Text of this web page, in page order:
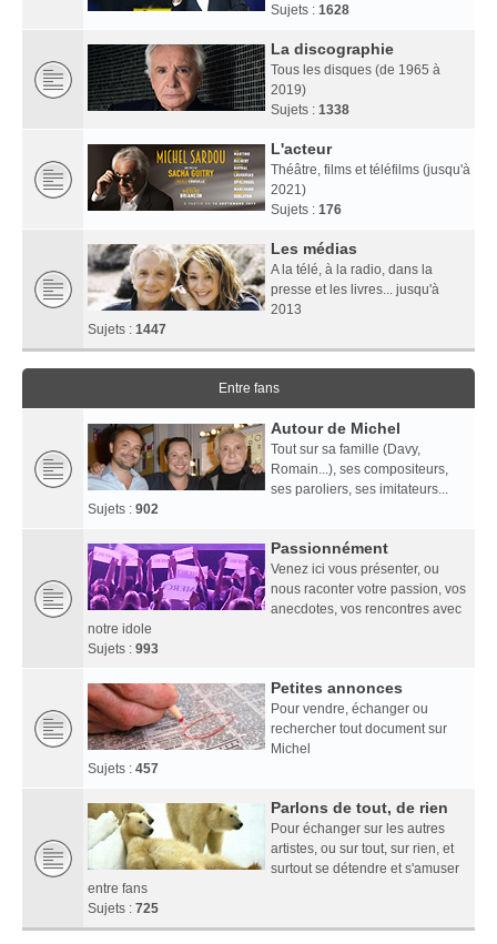
Sujets : 1628
La discographie
Tous les disques (de 1965 à
2019)
Sujets : 1338
L'acteur
Théâtre, films et téléfilms (jusqu'à
2021)
Sujets : 176
Les médias
A la télé, à la radio, dans la
presse et les livres... jusqu'à
2013
Sujets : 1447
Entre fans
Autour de Michel
Tout sur sa famille (Davy,
Romain...), ses compositeurs,
ses paroliers, ses imitateurs...
Sujets : 902
Passionnément
Venez ici vous présenter, ou
nous raconter votre passion, vos
anecdotes, vos rencontres avec
notre idole
Sujets : 993
Petites annonces
Pour vendre, échanger ou
rechercher tout document sur
Michel
Sujets : 457
Parlons de tout, de rien
Pour échanger sur les autres
artistes, ou sur tout, sur rien, et
surtout se détendre et s'amuser
entre fans
Sujets : 725